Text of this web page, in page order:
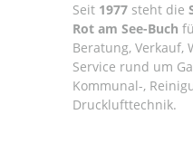
Seit 1977 steht die
Rot am See-Buch
Beratung, Verkauf,
Service rund um
Kommunal-,
Drucklufttechnik.